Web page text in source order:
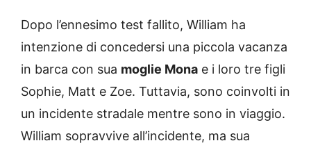
Dopo l’ennesimo test fallito, William ha
intenzione di concedersi una piccola vacanza
in barca con sua moglie Mona e i loro tre figli
Sophie, Matt e Zoe. Tuttavia, sono coinvolti in
un incidente stradale mentre sono in viaggio.
William sopravvive all’incidente, ma sua